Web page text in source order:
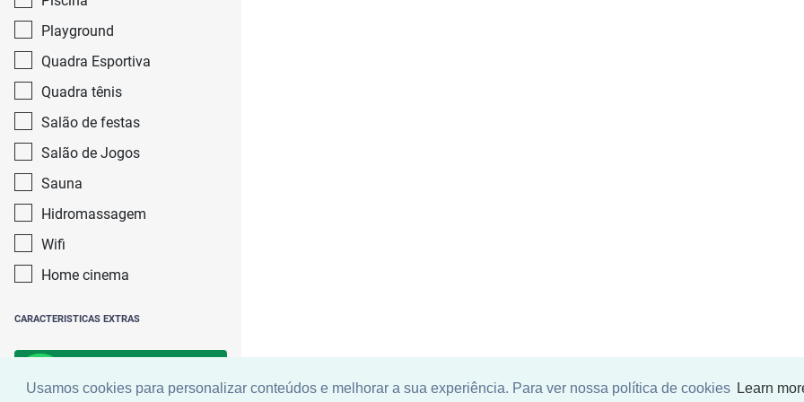
Usamos cookies para personalizar conteúdos e melhorar a sua experiência. Para ver nossa política de cookies Learn
Playground
Quadra Esportiva
Quadra tênis
Salão de festas
Salão de Jogos
Sauna
Hidromassagem
Wifi
Home cinema
CARACTERISTICAS EXTRAS